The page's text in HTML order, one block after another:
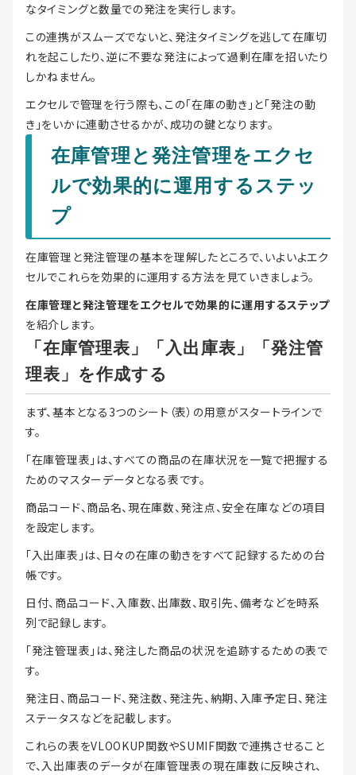
なタイミングと数量での発注を実行します。
この連携がスムーズでないと、発注タイミングを逃して在庫切
れを起こしたり、逆に不要な発注によって過剰在庫を招いたり
しかねません。
エクセルで管理を行う際も、この「在庫の動き」と「発注の動
き」をいかに連動させるかが、成功の鍵となります。
在庫管理と発注管理をエクセ
ルで効果的に運用するステッ
プ
在庫管理と発注管理の基本を理解したところで、いよいよエク
セルでこれらを効果的に運用する方法を見ていきましょう。
在庫管理と発注管理をエクセルで効果的に運用するステップ
を紹介します。
「在庫管理表」「入出庫表」「発注管
理表」を作成する
まず、基本となる3つのシート（表）の用意がスタートラインで
す。
「在庫管理表」は、すべての商品の在庫状況を一覧で把握する
ためのマスターデータとなる表です。
商品コード、商品名、現在庫数、発注点、安全在庫などの項目
を設定します。
「入出庫表」は、日々の在庫の動きをすべて記録するための台
帳です。
日付、商品コード、入庫数、出庫数、取引先、備考などを時系
列で記録します。
「発注管理表」は、発注した商品の状況を追跡するための表で
す。
発注日、商品コード、発注数、発注先、納期、入庫予定日、発注
ステータスなどを記載します。
これらの表をVLOOKUP関数やSUMIF関数で連携させること
で、入出庫表のデータが在庫管理表の現在庫数に反映され、